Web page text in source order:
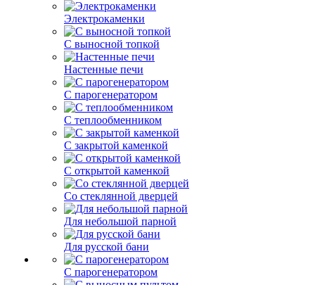
Электрокаменки
С выносной топкой
Настенные печи
С парогенератором
С теплообменником
С закрытой каменкой
С открытой каменкой
Со стеклянной дверцей
Для небольшой парной
Для русской бани
С парогенератором